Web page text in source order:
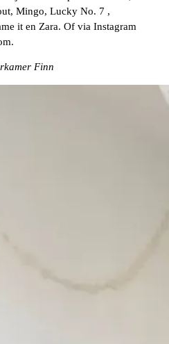
Mingo, Lucky No. 7 ,
it en Zara. Of via Instagram
Finn